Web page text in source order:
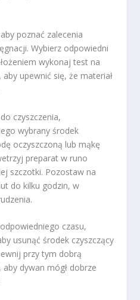
poznać zalecenia
Wybierz odpowiedni
wykonaj test na
upewnić się, że materiał
czyszczenia,
wybrany środek
oczyszczoną lub mąkę
preparat w runo
szczotki. Pozostaw na
do kilku godzin, w
czasu,
usunąć środek czyszczący
przy tym dobrą
dywan mógł dobrze